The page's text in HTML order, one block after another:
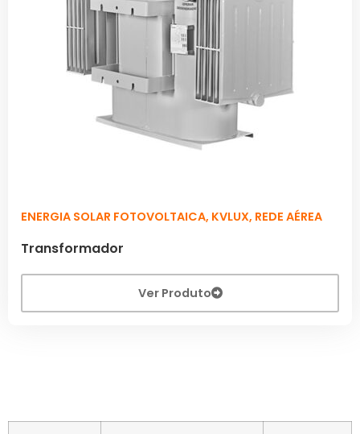
ENERGIA SOLAR FOTOVOLTAICA, KVLUX, REDE AÉREA
Transformador
Ver Produto